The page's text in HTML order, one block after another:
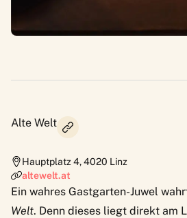
Alte Welt
Hauptplatz 4,4020 Linz
altewelt.at
Ein wahres Gastgarten-Juwel
Welt. Denn dieses liegt direkt am